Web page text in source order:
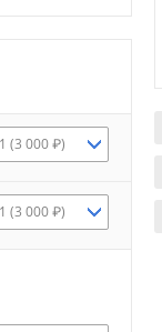
1 (3 000 ₽)
1 (3 000 ₽)